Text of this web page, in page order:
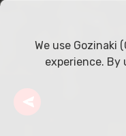
We use Gozinaki
experience. By